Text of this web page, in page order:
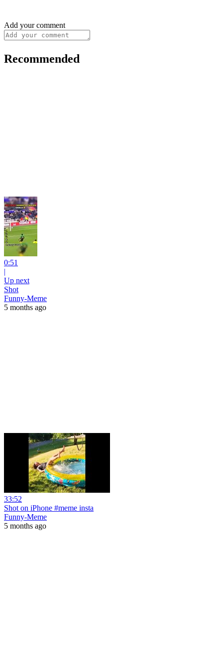
Add your comment
Recommended
0:51
|
Up next
Shot
Funny-Meme
5 months ago
33:52
Shot on iPhone #meme insta
Funny-Meme
5 months ago